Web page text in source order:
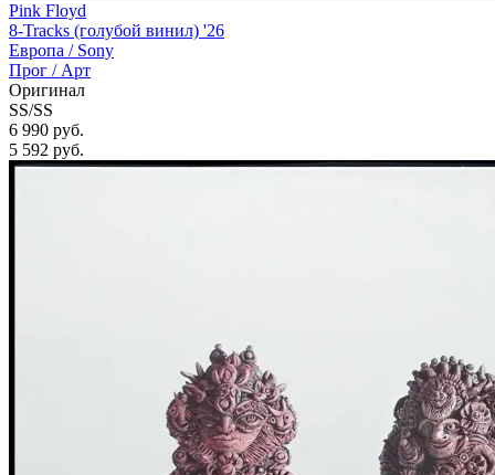
Pink Floyd
8-Tracks (голубой винил) '26
Европа / Sony
Прог / Арт
Оригинал
SS/SS
6 990 руб.
5 592 руб.